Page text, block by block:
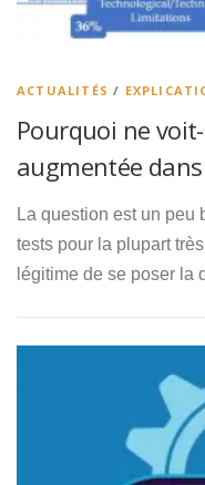
ACTUALITÉS /
Pourquoi ne
augmentée
La question est un peu
tests pour la plupart
légitime de se poser la